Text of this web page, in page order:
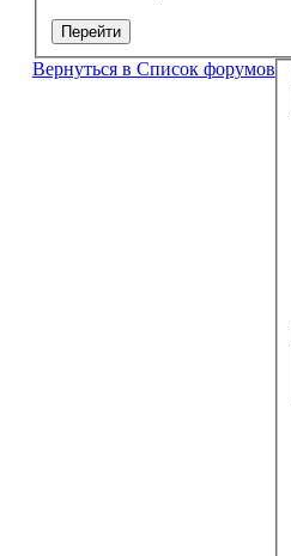
Перейти
Вернуться в Список форумов